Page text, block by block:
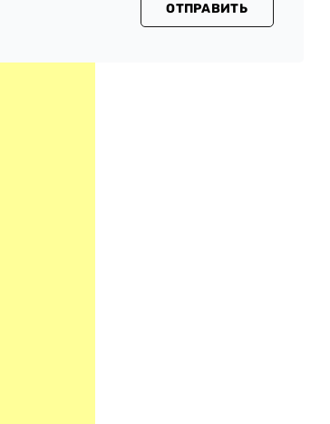
ОТПРАВИТЬ